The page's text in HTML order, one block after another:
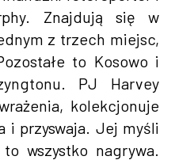
Znajdują się w
z trzech miejsc,
to Kosowo i
PJ Harvey
kolekcjonuje
i przyswaja. Jej myśli
wszystko nagrywa.